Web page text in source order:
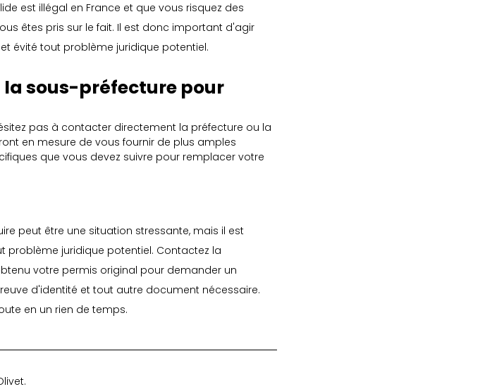
est illégal en France et que vous risquez des
êtes pris sur le fait. Il est donc important d'agir
évité tout problème juridique potentiel.
sous-préfecture pour
pas à contacter directement la préfecture ou la
en mesure de vous fournir de plus amples
que vous devez suivre pour remplacer votre
peut être une situation stressante, mais il est
juridique potentiel. Contactez la
votre permis original pour demander un
d'identité et tout autre document nécessaire.
en un rien de temps.